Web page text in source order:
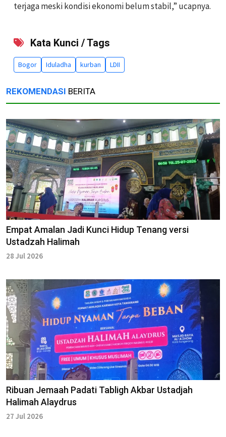
terjaga meski kondisi ekonomi belum stabil,” ucapnya.
Kata Kunci / Tags
Bogor Iduladha kurban LDII
REKOMENDASI BERITA
Empat Amalan Jadi Kunci Hidup Tenang versi
Ustadzah Halimah
28 Jul 2026
Ribuan Jemaah Padati Tabligh Akbar Ustadjah
Halimah Alaydrus
27 Jul 2026